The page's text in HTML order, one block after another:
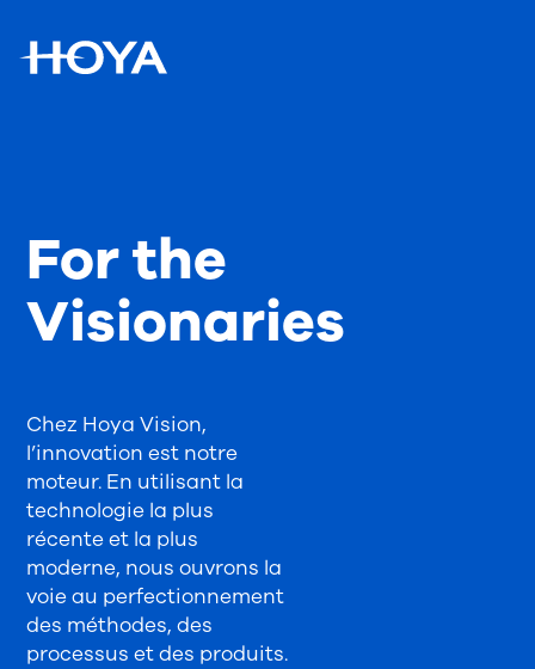
Chez Hoya Vision,
l’innovation est notre
moteur. En utilisant la
technologie la plus
récente et la plus
moderne, nous ouvrons la
voie au perfectionnement
des méthodes, des
processus et des produits.
For the
Visionaries